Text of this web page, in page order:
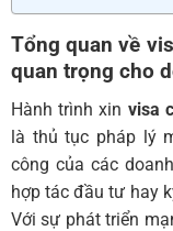
Tổng quan về
quan trọng cho
Hành trình xin visa
là thủ tục pháp lý
công của các
hợp tác đầu tư hay
Với sự phát triển